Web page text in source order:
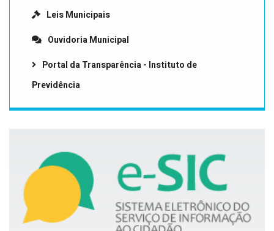
Leis Municipais
Ouvidoria Municipal
Portal da Transparência - Instituto de
Previdência